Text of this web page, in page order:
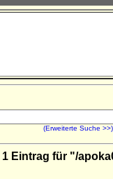
(Erweiterte Suche >>)
1 Eintrag für "/